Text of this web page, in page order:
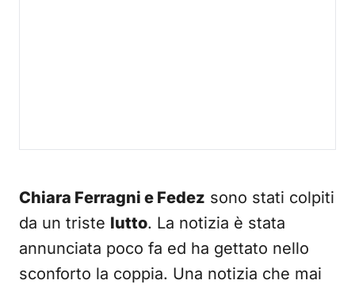
Chiara Ferragni e Fedez sono stati colpiti
da un triste lutto. La notizia è stata
annunciata poco fa ed ha gettato nello
sconforto la coppia. Una notizia che mai